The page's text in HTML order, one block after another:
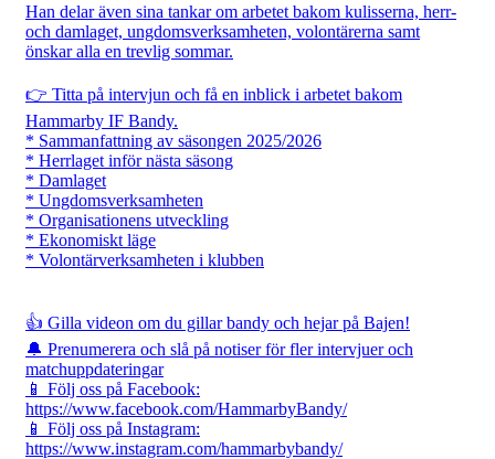
Han delar även sina tankar om arbetet bakom kulisserna, herr-
och damlaget, ungdomsverksamheten, volontärerna samt
önskar alla en trevlig sommar.
👉 Titta på intervjun och få en inblick i arbetet bakom
Hammarby IF Bandy.
* Sammanfattning av säsongen 2025/2026
* Herrlaget inför nästa säsong
* Damlaget
* Ungdomsverksamheten
* Organisationens utveckling
* Ekonomiskt läge
* Volontärverksamheten i klubben
👍 Gilla videon om du gillar bandy och hejar på Bajen!
🔔 Prenumerera och slå på notiser för fler intervjuer och
matchuppdateringar
📱 Följ oss på Facebook:
https://www.facebook.com/HammarbyBandy/
📱 Följ oss på Instagram:
https://www.instagram.com/hammarbybandy/